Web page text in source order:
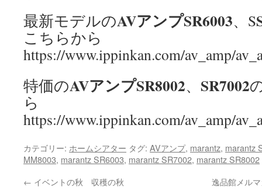
最新モデルのAVアンプSR6003、S
こちらから
https://www.ippinkan.com/av_amp/
特価のAVアンプSR8002、 SR7002
ら
https://www.ippinkan.com/av_amp/
カテゴリー: ホームシアター タグ: AVアンプ, marantz, marantz
MM8003, marantz SR6003, marantz SR7002, marantz SR8002
← イベントの秋 収穫の秋 逸品館メル